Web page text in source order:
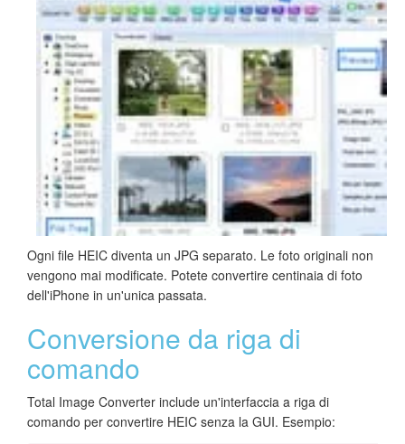
Ogni file HEIC diventa un JPG separato. Le foto originali non
vengono mai modificate. Potete convertire centinaia di foto
dell'iPhone in un'unica passata.
Conversione da riga di
comando
Total Image Converter include un'interfaccia a riga di
comando per convertire HEIC senza la GUI. Esempio: